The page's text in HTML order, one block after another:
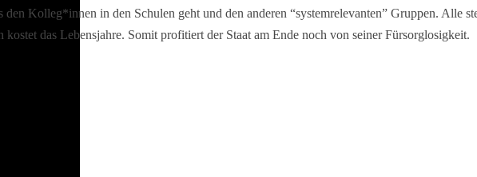
den Kolleg*innen in den Schulen geht und den anderen “systemrelevanten” Gruppen. Alle
kostet das Lebensjahre. Somit profitiert der Staat am Ende noch von seiner Fürsorglosigkeit.